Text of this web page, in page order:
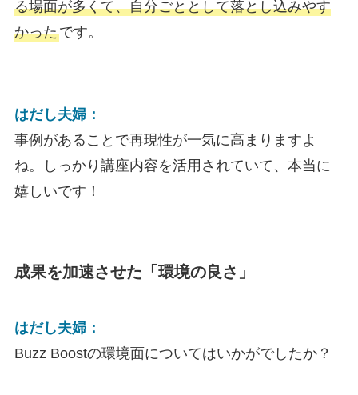
る場面が多くて、自分ごととして落とし込みやす
かったです。
はだし夫婦：
事例があることで再現性が一気に高まりますよ
ね。しっかり講座内容を活用されていて、本当に
嬉しいです！
成果を加速させた「環境の良さ」
はだし夫婦：
Buzz Boostの環境面についてはいかがでしたか？